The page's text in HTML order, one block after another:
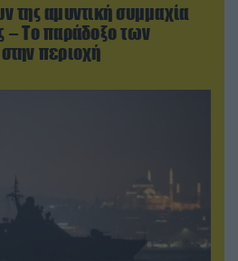
της αμυντική συμμαχία
– Το παράδοξο των
περιοχή